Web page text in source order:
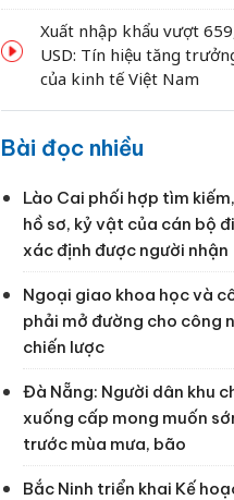
Xuất nhập khẩu vượt
USD: Tín hiệu tăng
của kinh tế Việt Nam
Bài đọc nhiều
Lào Cai phối hợp tìm
hồ sơ, kỷ vật của cán bộ
xác định được người nhận
Ngoại giao khoa học và
phải mở đường cho công
chiến lược
Đà Nẵng: Người dân khu
xuống cấp mong muốn
trước mùa mưa, bão
Bắc Ninh triển khai Kế